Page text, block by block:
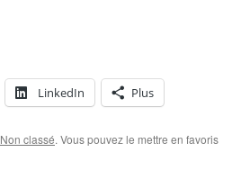
LinkedIn Plus
Non classé. Vous pouvez le mettre en favoris